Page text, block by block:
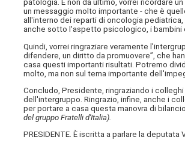
patologia. E non da ultimo, vorrei ricordare
un messaggio molto importante - che è
all'interno dei reparti di oncologia
anche sotto l'aspetto psicologico, i bambini
Quindi, vorrei ringraziare veramente
difendere, un diritto da promuovere”, che
casa questi importanti risultati. Potremo
molto, ma non sul tema importante
Concludo, Presidente, ringraziando i
dell'intergruppo. Ringrazio, infine, anche i
per portare a casa questa manovra di
del gruppo Fratelli d'Italia).
PRESIDENTE. È iscritta a parlare la